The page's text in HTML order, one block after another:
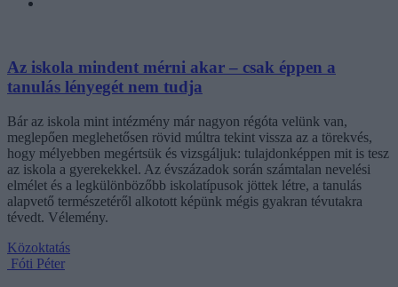
Az iskola mindent mérni akar – csak éppen a
tanulás lényegét nem tudja
Bár az iskola mint intézmény már nagyon régóta velünk van,
meglepően meglehetősen rövid múltra tekint vissza az a törekvés,
hogy mélyebben megértsük és vizsgáljuk: tulajdonképpen mit is tesz
az iskola a gyerekekkel. Az évszázadok során számtalan nevelési
elmélet és a legkülönbözőbb iskolatípusok jöttek létre, a tanulás
alapvető természetéről alkotott képünk mégis gyakran tévutakra
tévedt. Vélemény.
Közoktatás
Fóti Péter